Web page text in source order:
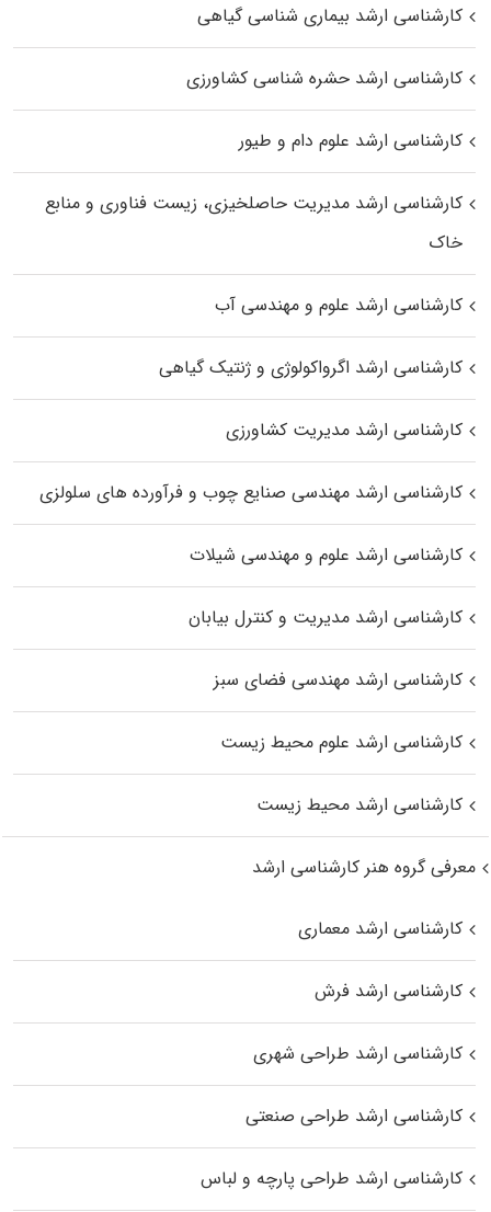
کارشناسی ارشد بیماری‌ شناسی گیاهی
کارشناسی ارشد حشره‌ شناسی کشاورزی
کارشناسی ارشد علوم دام و طیور
کارشناسی ارشد مدیریت حاصلخیزی، زیست فناوری و منابع
خاک
کارشناسی ارشد علوم و مهندسی آب
کارشناسی ارشد اگرواکولوژی و ژنتیک گیاهی
کارشناسی ارشد مدیریت کشاورزی
کارشناسی ارشد مهندسی صنایع چوب و فرآورده‌ های سلولزی
کارشناسی ارشد علوم و مهندسی شیلات
کارشناسی ارشد مدیریت و کنترل بیابان
کارشناسی ارشد مهندسی فضای سبز
کارشناسی ارشد علوم محیط‌ زیست
کارشناسی ارشد محیط زیست
معرفی گروه هنر کارشناسی ارشد
کارشناسی ارشد معماری
کارشناسی ارشد فرش
کارشناسی ارشد طراحی شهری
کارشناسی ارشد طراحی صنعتی
کارشناسی ارشد طراحی پارچه و لباس